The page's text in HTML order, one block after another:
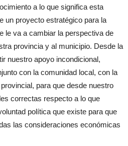
a lo que significa esta
un proyecto estratégico para la
le va a cambiar la perspectiva de
provincia y al municipio. Desde la
nuestro apoyo incondicional,
con la comunidad local, con la
para que desde nuestro
correctas respecto a lo que
política que existe para que
las consideraciones económicas